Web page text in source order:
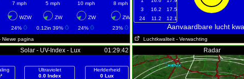
7 mph 5 mph 10 mph 8 mph
WZW ZW ZW
ZW
24% 0.12in 39% 24%
23%
Niewe pagina
3
16.2
17.5
24
11.2 12.1
Aanvaardbare lucht
Luchtkwaliteit - Verwachting
Solar - UV-Index - Lux 01:29:42
Ultraviolet
0.0 Index
Herlderheid
0 Lux
Radar